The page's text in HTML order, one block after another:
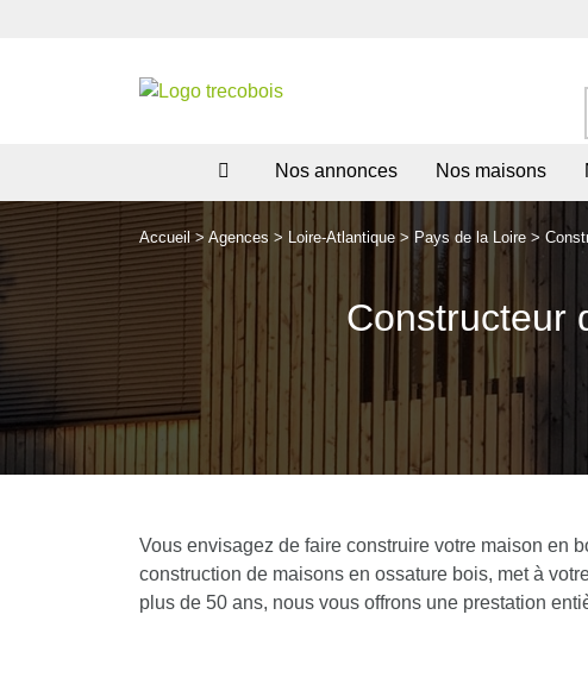
Nos annonces Nos maisons
Accueil > Agences > Loire-Atlantique > Pays de la Loire >
Constructeur
Vous envisagez de faire construire votre maison en
construction de maisons en ossature bois, met à
plus de 50 ans, nous vous offrons une prestation